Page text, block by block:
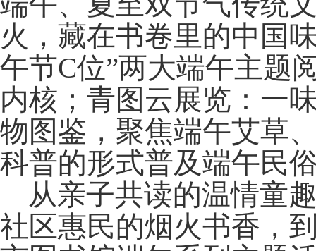
火，藏在书卷里的中国
午节C位”两大端午主题
内核；青图云展览：一
物图鉴，聚焦端午艾草
科普的形式普及端午民
从亲子共读的温情童
社区惠民的烟火书香，